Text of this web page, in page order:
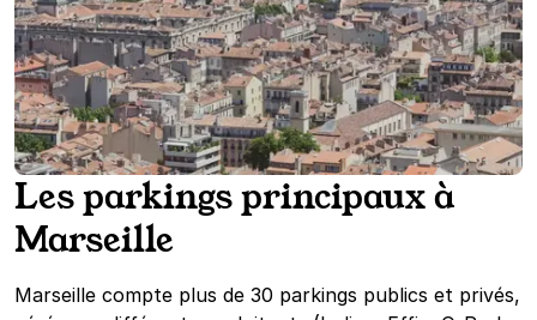
Les parkings principaux à
Marseille
Marseille compte plus de 30 parkings publics et privés,